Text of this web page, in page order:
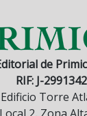
de
RIF: J-
Torre